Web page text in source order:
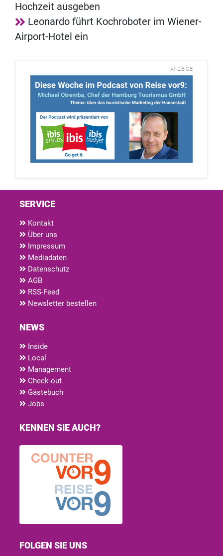
Hochzeit ausgeben
Leonardo führt Kochroboter im Wiener-
Airport-Hotel ein
ANZEIGE
SERVICE
Kontakt
Über uns
Impressum
Mediadaten
Datenschutz
AGB
RSS-Feed
Newsletter bestellen
NEWS
Inside
Local
Management
Check-out
Gästebuch
Jobs
KENNEN SIE AUCH?
FOLGEN SIE UNS